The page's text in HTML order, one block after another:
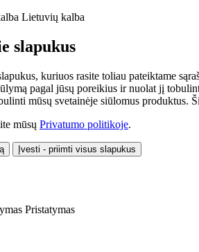
Lietuvių kalba
slapukus
kuriuos rasite toliau pateiktame
pagal jūsų poreikius ir nuolat jį
mūsų svetainėje siūlomus produktus.
mūsų Privatumo politikoje.
Įvesti - priimti visus slapukus
Pristatymas